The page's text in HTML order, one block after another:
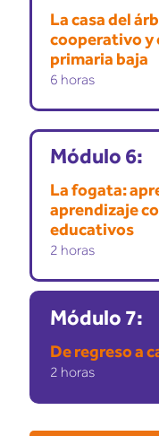
La casa del
cooperativo y
primaria baja
6 horas
Módulo 6:
La fogata:
aprendizaje
educativos
2 horas
Módulo 7:
De regreso a
2 horas